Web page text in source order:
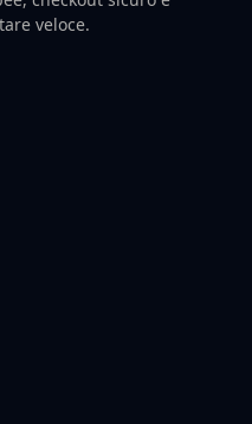
veloce.